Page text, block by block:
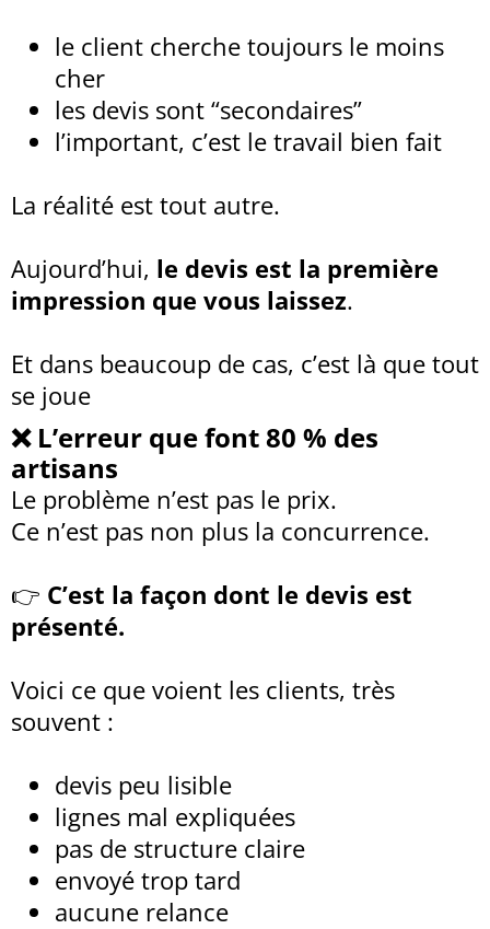
le client cherche toujours le moins
cher
les devis sont “secondaires”
l’important, c’est le travail bien fait
La réalité est tout autre.
Aujourd’hui, le devis est la première
impression que vous laissez.
Et dans beaucoup de cas, c’est là que tout
se joue
❌ L’erreur que font 80 % des
artisans
Le problème n’est pas le prix.
Ce n’est pas non plus la concurrence.
👉 C’est la façon dont le devis est
présenté.
Voici ce que voient les clients, très
souvent :
devis peu lisible
lignes mal expliquées
pas de structure claire
envoyé trop tard
aucune relance